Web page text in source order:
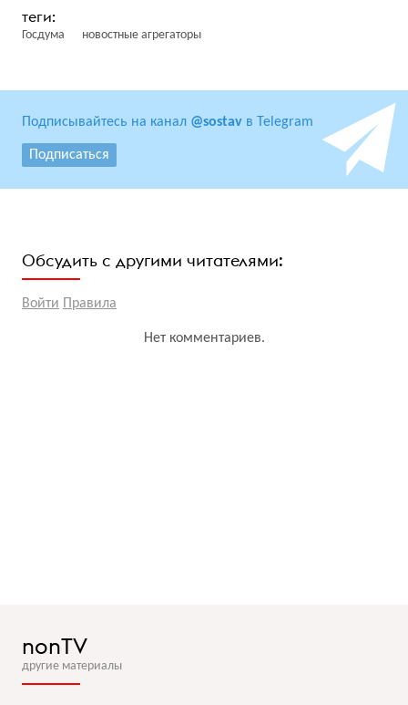
Госдума новостные агрегаторы
Подписывайтесь на канал @sostav в Telegram
Подписаться
Обсудить с другими читателями:
Войти Правила
Нет комментариев.
nonTV
другие материалы